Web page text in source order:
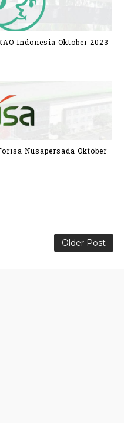
Indonesia Oktober 2023
Nusapersada Oktober
Older Post